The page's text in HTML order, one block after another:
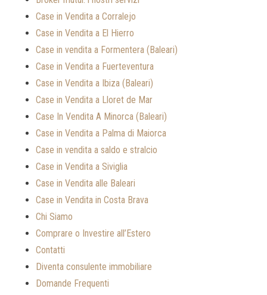
Case in Vendita a Corralejo
Case in Vendita a El Hierro
Case in vendita a Formentera (Baleari)
Case in Vendita a Fuerteventura
Case in Vendita a Ibiza (Baleari)
Case in Vendita a Lloret de Mar
Case In Vendita A Minorca (Baleari)
Case in Vendita a Palma di Maiorca
Case in vendita a saldo e stralcio
Case in Vendita a Siviglia
Case in Vendita alle Baleari
Case in Vendita in Costa Brava
Chi Siamo
Comprare o Investire all’Estero
Contatti
Diventa consulente immobiliare
Domande Frequenti